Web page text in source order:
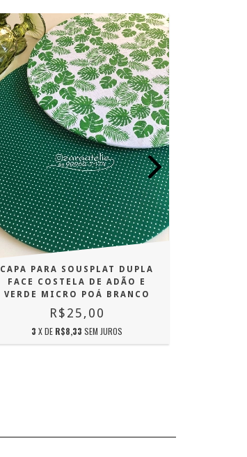
CAPA PARA SOUSPLAT DUPLA
FACE COSTELA DE ADÃO E
VERDE MICRO POÁ BRANCO
R$25,00
3 X DE R$8,33 SEM JUROS